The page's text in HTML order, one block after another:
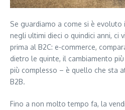
Se guardiamo a come si è
negli ultimi dieci o quindici anni, ci
prima al B2C: e-commerce,
dietro le quinte, il cambiamento
più complesso – è quello che sta
B2B.
Fino a non molto tempo fa, la